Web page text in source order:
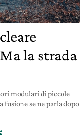
la strada
modulari di piccole
fusione se ne parla dopo